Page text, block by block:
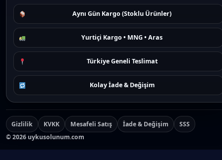
Aynı Gün Kargo (Stoklu Ürünler)
Yurtiçi Kargo • MNG • Aras
Türkiye Geneli Teslimat
Kolay İade & Değişim
Gizlilik KVKK Mesafeli Satış İade & Değişim
SSS
©2026 uykusolunum.com